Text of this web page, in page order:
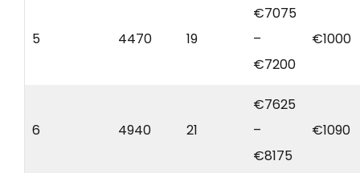
5 4470 19
€7075
–
€7200
€1000
6 4940 21
€7625
–
€8175
€1090